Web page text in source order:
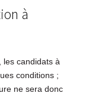
à
les candidats à
conditions ;
ne sera donc